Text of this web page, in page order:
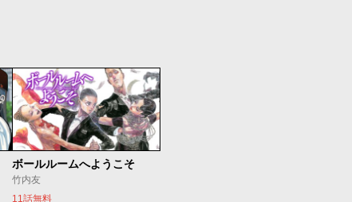
ボールルームへようこそ
竹内友
11話無料